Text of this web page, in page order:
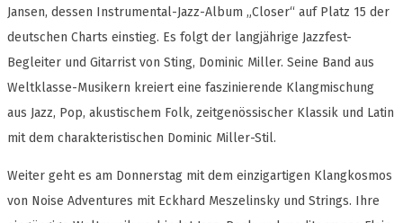
Jansen, dessen Instrumental-Jazz-Album „Closer“ auf Platz 15 der
deutschen Charts einstieg. Es folgt der langjährige Jazzfest-
Begleiter und Gitarrist von Sting, Dominic Miller. Seine Band aus
Weltklasse-Musikern kreiert eine faszinierende Klangmischung
aus Jazz, Pop, akustischem Folk, zeitgenössischer Klassik und Latin
mit dem charakteristischen Dominic Miller-Stil.
Weiter geht es am Donnerstag mit dem einzigartigen Klangkosmos
von Noise Adventures mit Eckhard Meszelinsky und Strings. Ihre